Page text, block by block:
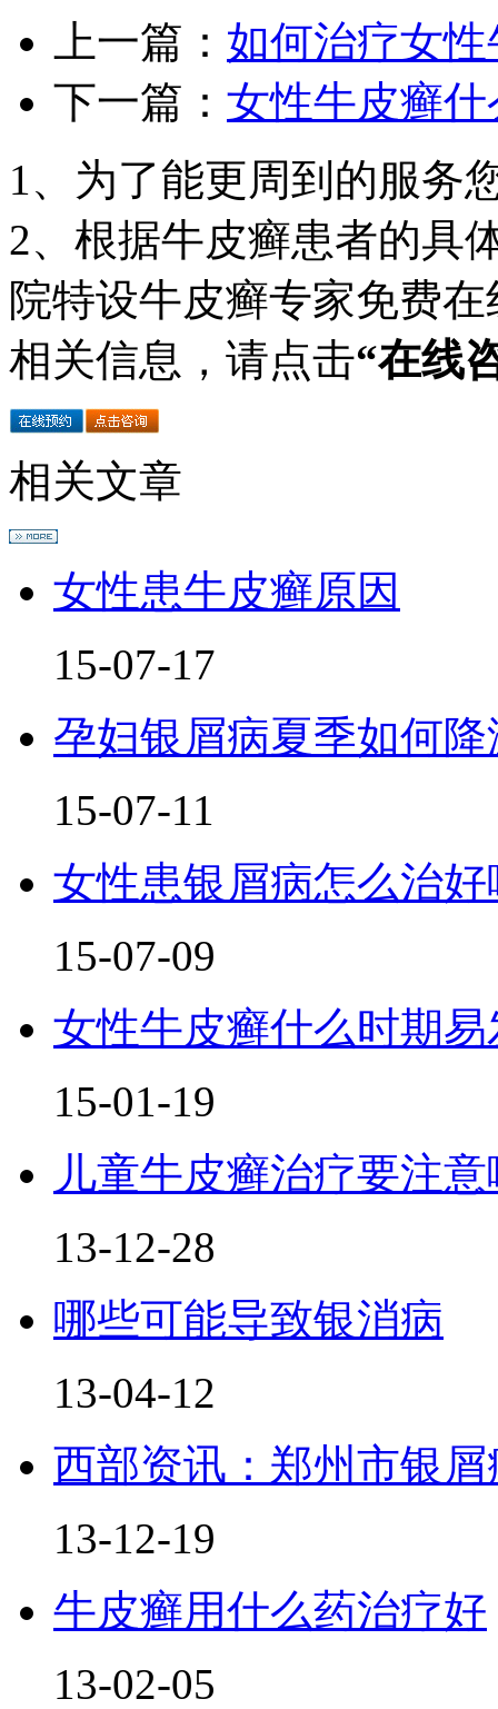
上一篇： 如何治疗女
下一篇： 女性牛皮癣
1、为了能更周到的服务
2、根据牛皮癣患者的具
院特设牛皮癣专家免费
相关信息，请点击“在线
相关文章
女性患牛皮癣原因
15-07-17
孕妇银屑病夏季如何降
15-07-11
女性患银屑病怎么治好
15-07-09
女性牛皮癣什么时期易
15-01-19
儿童牛皮癣治疗要注
13-12-28
哪些可能导致银消病
13-04-12
西部资讯：郑州市银
13-12-19
牛皮癣用什么药治疗好
13-02-05